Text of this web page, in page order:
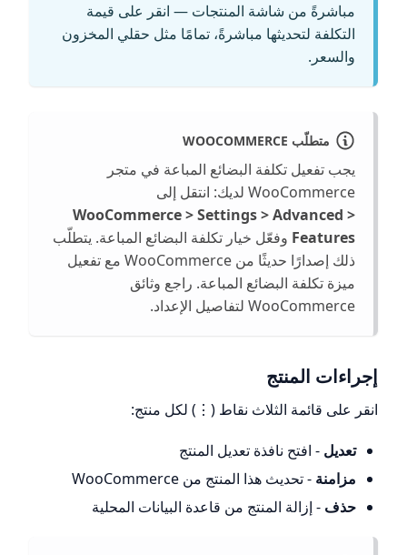
مباشرةً من شاشة المنتجات — انقر على قيمة
التكلفة لتحديثها مباشرةً، تمامًا مثل حقلي المخزون
والسعر.
متطلّب WOOCOMMERCE
يجب تفعيل تكلفة البضائع المباعة في متجر
WooCommerce لديك: انتقل إلى
WooCommerce > Settings > Advanced >
Features وفعّل خيار تكلفة البضائع المباعة. يتطلّب
ذلك إصدارًا حديثًا من WooCommerce مع تفعيل
ميزة تكلفة البضائع المباعة. راجع وثائق
WooCommerce لتفاصيل الإعداد.
إجراءات المنتج
انقر على قائمة الثلاث نقاط (⋮) لكل منتج:
تعديل - افتح نافذة تعديل المنتج
مزامنة - تحديث هذا المنتج من WooCommerce
حذف - إزالة المنتج من قاعدة البيانات المحلية